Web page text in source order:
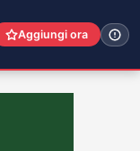
Aggiungi ora